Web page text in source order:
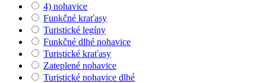
4) nohavice
Funkčné kraťasy
Turistické legíny
Funkčné dlhé nohavice
Turistické kraťasy
Zateplené nohavice
Turistické nohavice dlhé